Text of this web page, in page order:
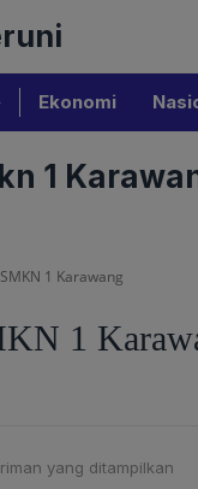
Ekonomi
1
SMKN 1 Karawang
1
yang ditampilkan